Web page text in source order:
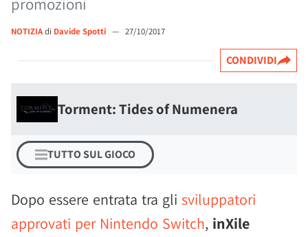
promozioni
NOTIZIAdi Davide Spotti — 27/10/2017
CONDIVIDI
Torment: Tides of Numenera
TUTTO SUL GIOCO
Dopo essere entrata tra gli sviluppatori
approvati per Nintendo Switch, inXile